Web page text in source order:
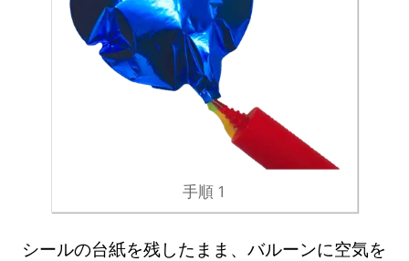
手順 1
シールの台紙を残したまま、バルーンに空気を